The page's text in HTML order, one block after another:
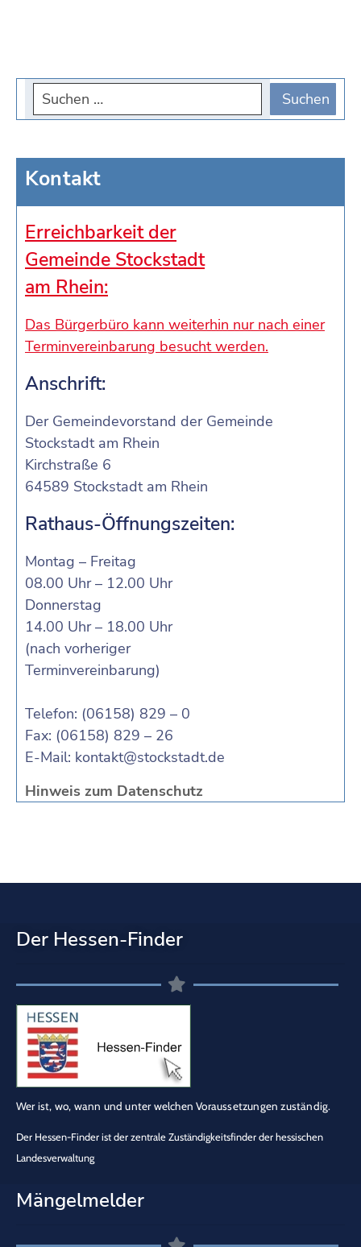
Kontakt
Erreichbarkeit der
Gemeinde Stockstadt
am Rhein:
Das Bürgerbüro kann weiterhin nur nach einer
Terminvereinbarung besucht werden.
Anschrift:
Der Gemeindevorstand der Gemeinde
Stockstadt am Rhein
Kirchstraße 6
64589 Stockstadt am Rhein
Rathaus-Öffnungszeiten:
Montag – Freitag
08.00 Uhr – 12.00 Uhr
Donnerstag
14.00 Uhr – 18.00 Uhr
(nach vorheriger
Terminvereinbarung)
Telefon: (06158) 829 – 0
Fax: (06158) 829 – 26
E-Mail: kontakt@stockstadt.de
Hinweis zum Datenschutz
Der Hessen-Finder
Wer ist, wo, wann und unter welchen Voraussetzungen zuständig.
Der Hessen-Finder ist der zentrale Zuständigkeitsfinder der hessischen
Landesverwaltung
Mängelmelder